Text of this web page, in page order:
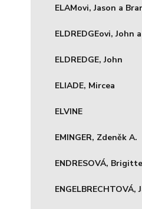
ELAMovi, Jason a
ELDREDGEovi, John
ELDREDGE, John
ELIADE, Mircea
ELVINE
EMINGER, Zdeněk A.
ENDRESOVÁ, Brigitte
ENGELBRECHTOVÁ,